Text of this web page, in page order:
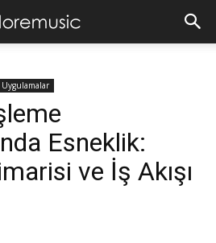
Uygulamalar
Esneklik:
ve İş Akışı